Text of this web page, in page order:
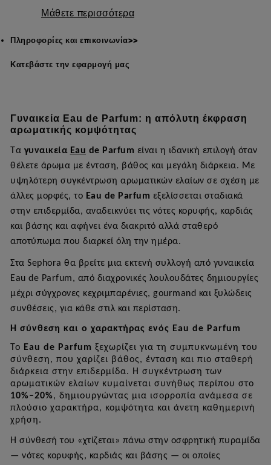
Μάθετε περισσότερα
Πληροφορίες και επικοινωνία>>
Κατεβάστε την εφαρμογή μας
Γυναικεία Eau de Parfum: η απόλυτη έκφραση
αρωματικής κομψότητας
Τα γυναικεία Eau de Parfum είναι η ιδανική επιλογή όταν
θέλετε άρωμα με ένταση, βάθος και μεγάλη διάρκεια. Με
υψηλότερη συγκέντρωση αρωματικών ελαίων σε σχέση με
άλλες μορφές, το Eau de Parfum εξελίσσεται σταδιακά
στην επιδερμίδα, αναδεικνύει τις νότες κορυφής, καρδιάς
και βάσης και αφήνει ένα διακριτό αλλά σταθερό
αποτύπωμα που διαρκεί όλη την ημέρα.
Στα Sephora θα βρείτε μια εκτενή συλλογή από γυναικεία
Eau de Parfum, από διαχρονικές λουλουδάτες δημιουργίες
μέχρι σύγχρονες κεχριμπαρένιες, gourmand και ξυλώδεις
συνθέσεις, για κάθε στιλ και περίσταση.
Η σύνθεση και ο χαρακτήρας ενός Eau de Parfum
Το Eau de Parfum ξεχωρίζει για τη συμπυκνωμένη του
σύνθεση, που χαρίζει βάθος, ένταση και πιο σταθερή
διάρκεια στην επιδερμίδα. Η συγκέντρωση των
αρωματικών ελαίων κυμαίνεται συνήθως περίπου στο
10%–20%, δημιουργώντας μια ισορροπία ανάμεσα σε
πλούσιο χαρακτήρα, κομψότητα και άνετη καθημερινή
χρήση.
Η σύνθεσή του «χτίζεται» πάνω στην οσφρητική πυραμίδα
— νότες κορυφής, καρδιάς και βάσης — οι οποίες